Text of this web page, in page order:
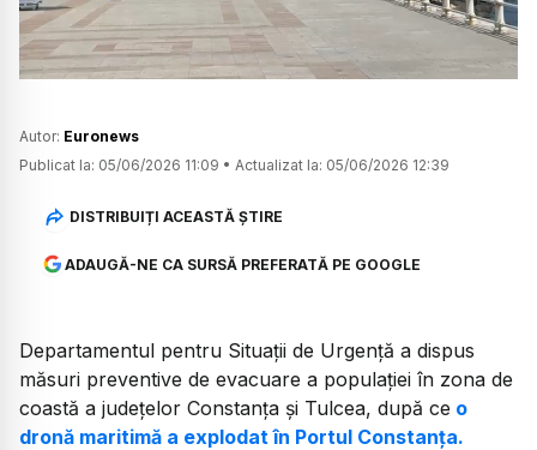
Autor: Euronews
Publicat la: 05/06/2026 11:09 • Actualizat la: 05/06/2026 12:39
DISTRIBUIȚI ACEASTĂ ȘTIRE
ADAUGĂ-NE CA SURSĂ PREFERATĂ PE GOOGLE
Departamentul pentru Situații de Urgență a dispus
măsuri preventive de evacuare a populației în zona de
coastă a județelor Constanța și Tulcea, după ce o
dronă maritimă a explodat în Portul Constanța.